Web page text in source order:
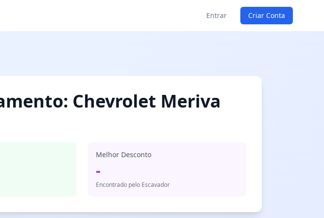
Entrar Criar Conta
Chevrolet Meriva
Melhor Desconto
-
Encontrado pelo Escavador